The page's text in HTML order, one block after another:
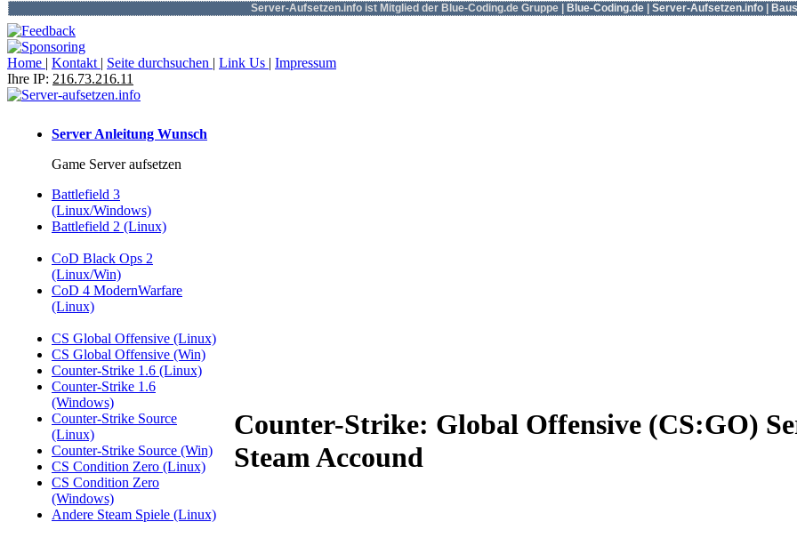
Server-Aufsetzen.info ist Mitglied der Blue-Coding.de Gruppe | Blue-Coding.de Server-Aufsetzen.info
Home | Kontakt | Seite durchsuchen | Link Us | Impressum
Ihre IP: 216.73.216.11
Server Anleitung Wunsch
Game Server aufsetzen
Battlefield 3
(Linux/Windows)
Battlefield 2 (Linux)
CoD Black Ops 2
(Linux/Win)
CoD 4 ModernWarfare
(Linux)
CS Global Offensive (Linux)
CS Global Offensive (Win)
Counter-Strike 1.6 (Linux)
Counter-Strike 1.6
(Windows)
Counter-Strike Source
(Linux)
Counter-Strike Source (Win)
CS Condition Zero (Linux)
CS Condition Zero
(Windows)
Andere Steam Spiele (Linux)
Counter-Strike: Global Offensive (CS:GO)
Steam Accound